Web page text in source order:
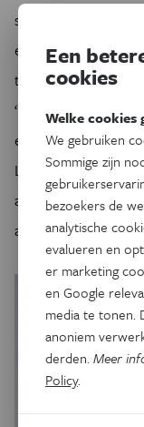
sterren te kunnen
een
telescopen van de
‘Daar ben ik nog
eiland, red.) heb ik
Leuven bezocht.
altijd een zwak
asteroseismologie
Een
cookies
Welke cookies
We gebruiken
Sommige zijn
bezoekers de
analytische
evalueren en
er marketing
en Google
media te tonen.
anoniem
derden.Meer
Policy.